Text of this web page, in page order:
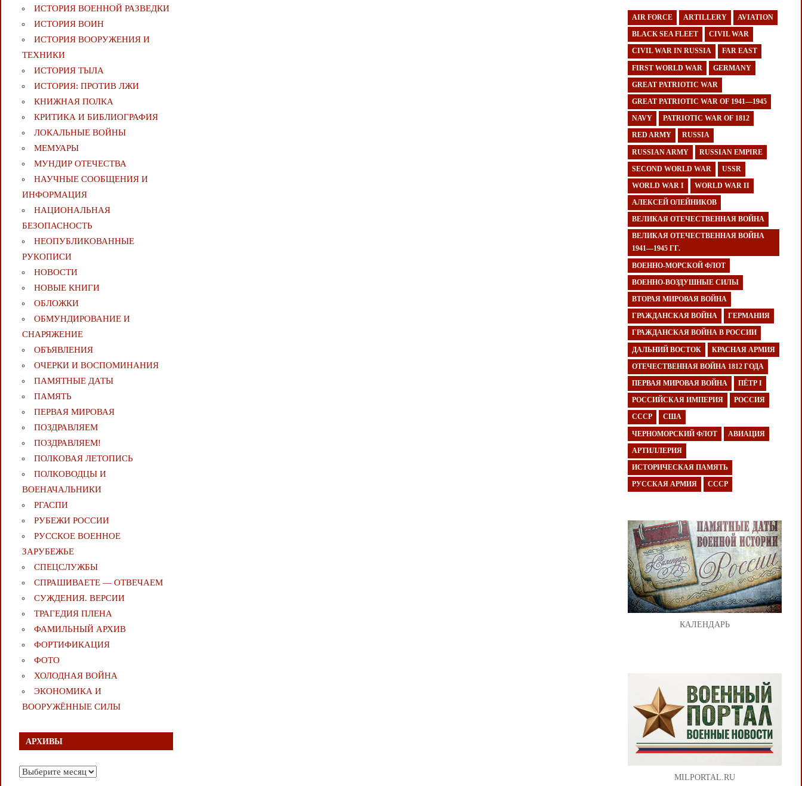
ИСТОРИЯ ВОЕННОЙ РАЗВЕДКИ
ИСТОРИЯ ВОИН
ИСТОРИЯ ВООРУЖЕНИЯ И
ТЕХНИКИ
ИСТОРИЯ ТЫЛА
ИСТОРИЯ: ПРОТИВ ЛЖИ
КНИЖНАЯ ПОЛКА
КРИТИКА И БИБЛИОГРАФИЯ
ЛОКАЛЬНЫЕ ВОЙНЫ
МЕМУАРЫ
МУНДИР ОТЕЧЕСТВА
НАУЧНЫЕ СООБЩЕНИЯ И
ИНФОРМАЦИЯ
НАЦИОНАЛЬНАЯ
БЕЗОПАСНОСТЬ
НЕОПУБЛИКОВАННЫЕ
РУКОПИСИ
НОВОСТИ
НОВЫЕ КНИГИ
ОБЛОЖКИ
ОБМУНДИРОВАНИЕ И
СНАРЯЖЕНИЕ
ОБЪЯВЛЕНИЯ
ОЧЕРКИ И ВОСПОМИНАНИЯ
ПАМЯТНЫЕ ДАТЫ
ПАМЯТЬ
ПЕРВАЯ МИРОВАЯ
ПОЗДРАВЛЯЕМ
ПОЗДРАВЛЯЕМ!
ПОЛКОВАЯ ЛЕТОПИСЬ
ПОЛКОВОДЦЫ И
ВОЕНАЧАЛЬНИКИ
РГАСПИ
РУБЕЖИ РОССИИ
РУССКОЕ ВОЕННОЕ
ЗАРУБЕЖЬЕ
СПЕЦСЛУЖБЫ
СПРАШИВАЕТЕ — ОТВЕЧАЕМ
СУЖДЕНИЯ. ВЕРСИИ
ТРАГЕДИЯ ПЛЕНА
ФАМИЛЬНЫЙ АРХИВ
ФОРТИФИКАЦИЯ
ФОТО
ХОЛОДНАЯ ВОЙНА
ЭКОНОМИКА И
ВООРУЖЁННЫЕ СИЛЫ
АРХИВЫ
Архивы
AIR FORCE ARTILLERY AVIATION
BLACK SEA FLEET CIVIL WAR
CIVIL WAR IN RUSSIA FAR EAST
FIRST WORLD WAR GERMANY
GREAT PATRIOTIC WAR
GREAT PATRIOTIC WAR OF 1941—1945
NAVY PATRIOTIC WAR OF 1812
RED ARMY RUSSIA
RUSSIAN ARMY RUSSIAN EMPIRE
SECOND WORLD WAR USSR
WORLD WAR I WORLD WAR II
АЛЕКСЕЙ ОЛЕЙНИКОВ
ВЕЛИКАЯ ОТЕЧЕСТВЕННАЯ ВОЙНА
ВЕЛИКАЯ ОТЕЧЕСТВЕННАЯ ВОЙНА
1941—1945 ГГ.
ВОЕННО-МОРСКОЙ ФЛОТ
ВОЕННО-ВОЗДУШНЫЕ СИЛЫ
ВТОРАЯ МИРОВАЯ ВОЙНА
ГРАЖДАНСКАЯ ВОЙНА ГЕРМАНИЯ
ГРАЖДАНСКАЯ ВОЙНА В РОССИИ
ДАЛЬНИЙ ВОСТОК КРАСНАЯ АРМИЯ
ОТЕЧЕСТВЕННАЯ ВОЙНА 1812 ГОДА
ПЕРВАЯ МИРОВАЯ ВОЙНА ПЁТР I
РОССИЙСКАЯ ИМПЕРИЯ РОССИЯ
СССР США
ЧЕРНОМОРСКИЙ ФЛОТ АВИАЦИЯ
АРТИЛЛЕРИЯ
ИСТОРИЧЕСКАЯ ПАМЯТЬ
РУССКАЯ АРМИЯ СССР
КАЛЕНДАРЬ
MILPORTAL.RU